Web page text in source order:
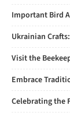
Important Bird
Ukrainian
Visit the
Embrace
Celebrating the